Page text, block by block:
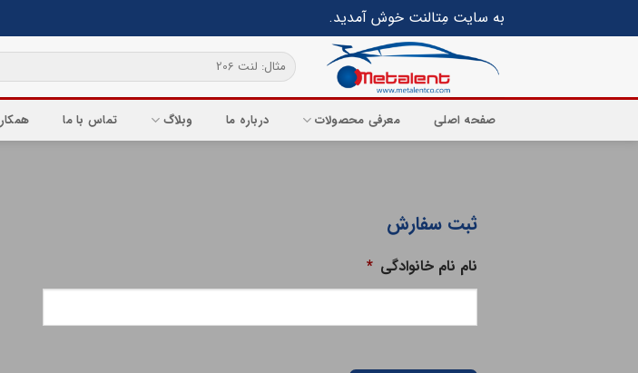
to
به سایت مِتالنت خوش آمدید.
جستجو
برای:
صفحه اصلی معرفی محصولات درباره ما وبلاگ تماس با ما
ثبت سفارش
نام نام خانوادگی *